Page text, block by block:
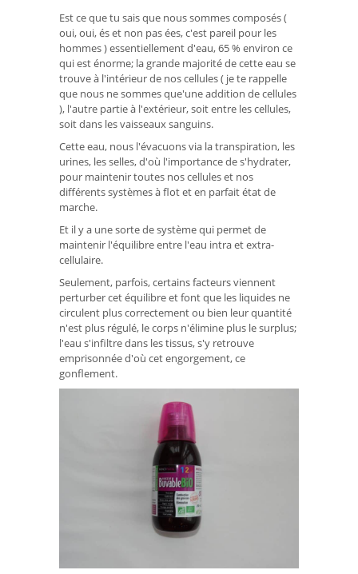
Est ce que tu sais que nous sommes composés (
oui, oui, és et non pas ées, c'est pareil pour les
hommes ) essentiellement d'eau, 65 % environ ce
qui est énorme; la grande majorité de cette eau se
trouve à l'intérieur de nos cellules ( je te rappelle
que nous ne sommes que'une addition de cellules
), l'autre partie à l'extérieur, soit entre les cellules,
soit dans les vaisseaux sanguins.
Cette eau, nous l'évacuons via la transpiration, les
urines, les selles, d'où l'importance de s'hydrater,
pour maintenir toutes nos cellules et nos
différents systèmes à flot et en parfait état de
marche.
Et il y a une sorte de système qui permet de
maintenir l'équilibre entre l'eau intra et extra-
cellulaire.
Seulement, parfois, certains facteurs viennent
perturber cet équilibre et font que les liquides ne
circulent plus correctement ou bien leur quantité
n'est plus régulé, le corps n'élimine plus le surplus;
l'eau s'infiltre dans les tissus, s'y retrouve
emprisonnée d'où cet engorgement, ce
gonflement.